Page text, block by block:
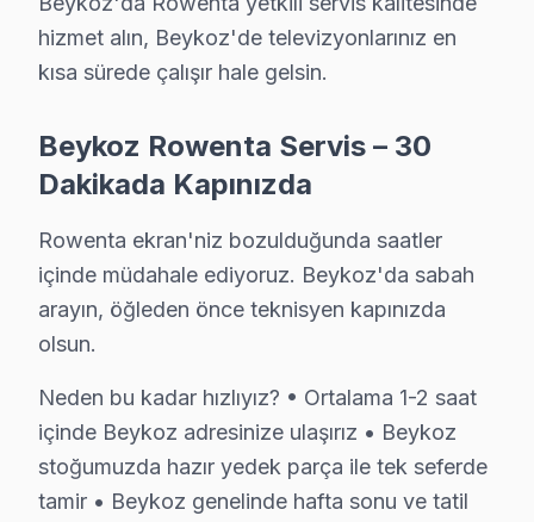
• Beykoz'de fabrika eğitimli teknik uzmanlar
• Dijital teşhis ekipmanı kullanımı
• Beykoz'de müşteri yorumları ile kanıtlanmış kalite
• Sürekli eğitim ve teknoloji takibi
TV'niz Beykoz'da profesyonel ellerde — kalıcı
Beykoz'da Rowenta TV İçin Orijinal Parça
Beykoz'da Rowenta LED TV tamirinde Beykoz
Beykoz parça stoğumuz:
• Beykoz'de LCD, OLED ve QLED panel çeşitleri
• Beykoz servisimizde LED bar ve backlight modülleri
• Beykoz'de mainboard, power board, T-Con kartları
• Beykoz servisimizde HDMI soket, IR alıcı, Wi-Fi
hizmet alın, Beykoz'de televizyonlarınız en
kısa sürede çalışır hale gelsin.
Beykoz Rowenta Servis – 30
Dakikada Kapınızda
Rowenta ekran'niz bozulduğunda saatler
içinde müdahale ediyoruz. Beykoz'da sabah
arayın, öğleden önce teknisyen kapınızda
olsun.
Neden bu kadar hızlıyız? • Ortalama 1-2 saat
içinde Beykoz adresinize ulaşırız • Beykoz
stoğumuzda hazır yedek parça ile tek seferde
tamir • Beykoz genelinde hafta sonu ve tatil